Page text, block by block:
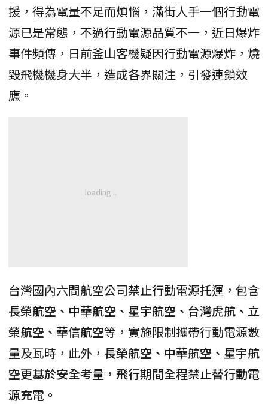
援，得為電量不足而煩惱，滿街人手一個行動電
源已是常態，不過行動電源品質不一，近日爆炸
事件頻傳，日前釜山客機疑因行動電源爆炸，燒
毀飛機機身大半，造成各界關注，引發連鎖效
應。
台灣國內六間航空公司禁止行動電源托運，包含
長榮航空、中華航空、星宇航空、台灣虎航、立
榮航空、華信航空等，實施限制攜帶行動電源數
量及瓦時，此外， 長榮航空、中華航空、星宇航
空更基於安全考量，飛行期間全程禁止替行動電
源充電。